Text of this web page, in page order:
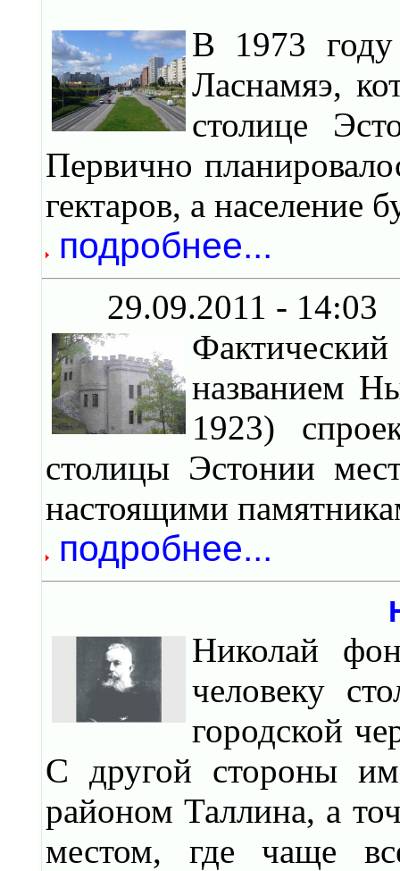
В 1973 году
Ласнамяэ,
столице
Первично
гектаров, а население
подробнее...
29.09.2011 - 14:03
названием
1923)
столицы Эстонии
настоящими
подробнее...
Николай
человеку
городской
С другой стороны
районом Таллина, а
местом, где чаще